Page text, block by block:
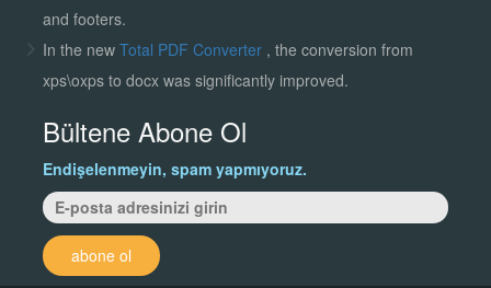
and footers.
In the new Total PDF Converter , the conversion from
xps\oxps to docx was significantly improved.
Bültene Abone Ol
Endişelenmeyin, spam yapmıyoruz.
abone ol